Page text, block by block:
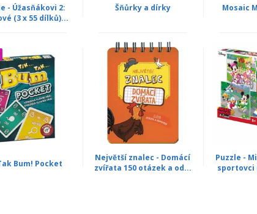
- Úžasňákovi 2:
(3 x 55 dílků)...
Šňůrky a dírky Mosaic
Bum! Pocket
Největší znalec - Domácí
zvířata 150 otázek a od...
Puzzle -
sportovci